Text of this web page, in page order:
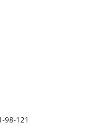
98-121